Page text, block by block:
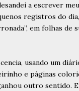
a escrever
registros do
em folhas de
usando um
e páginas
outro sentido.